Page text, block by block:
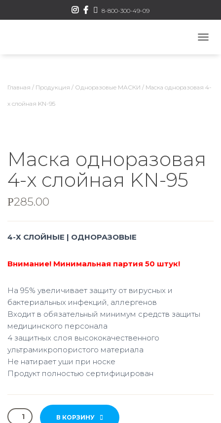
8-800-300-49-09
Л
А
В
Ю
Главная / Продукция / Одноразовые МАСКИ / Маска одноразовая 4-
х слойная KN-95
Маска одноразовая
4-х слойная KN-95
Р285.00
4-Х СЛОЙНЫЕ | ОДНОРАЗОВЫЕ
Внимание! Минимальная партия 50 штук!
На 95% увеличивает защиту от вирусных и
бактериальных инфекций, аллергенов
Входит в обязательный минимум средств защиты
медицинского персонала
4 защитных слоя высококачественного
ультрамикропористого материала
Не натирает уши при носке
Продукт полностью сертифицирован
Количество
Маска
В КОРЗИНУ